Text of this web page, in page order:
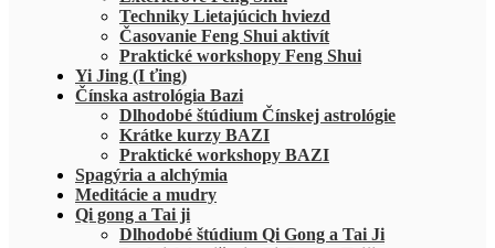
Techniky Lietajúcich hviezd
Časovanie Feng Shui aktivít
Praktické workshopy Feng Shui
Yi Jing (I ťing)
Čínska astrológia Bazi
Dlhodobé štúdium Čínskej astrológie
Krátke kurzy BAZI
Praktické workshopy BAZI
Spagýria a alchýmia
Meditácie a mudry
Qi gong a Tai ji
Dlhodobé štúdium Qi Gong a Tai Ji